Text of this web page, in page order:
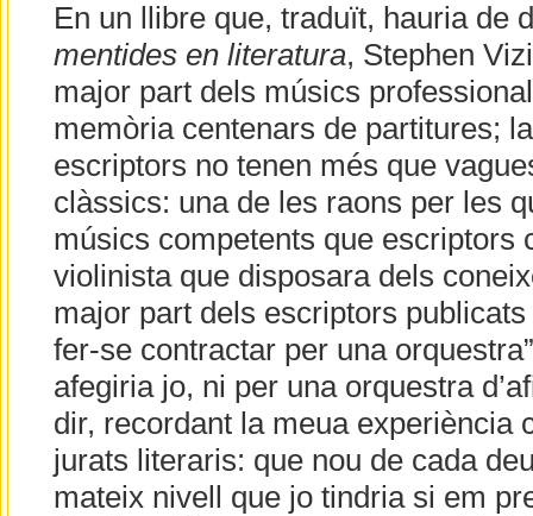
En un llibre que, traduït, hauria de
mentides en literatura, Stephen
major part dels músics
memòria centenars de partitures;
escriptors no tenen més que
clàssics: una de les raons per les
músics competents que escriptors
violinista que disposara dels
major part dels escriptors
fer-se contractar per una
afegiria jo, ni per una orquestra
dir, recordant la meua experiència
jurats literaris: que nou de cada
mateix nivell que jo tindria si em